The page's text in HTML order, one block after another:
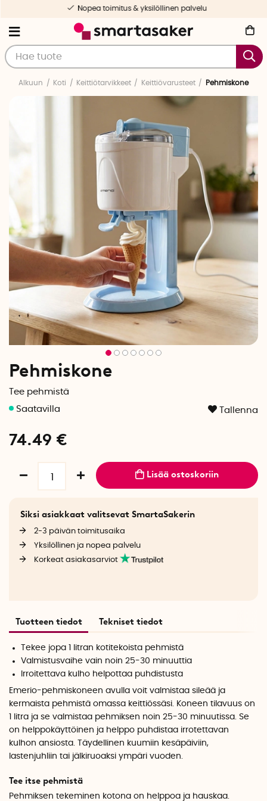
Nopea toimitus & yksilöllinen palvelu
Alkuun Koti Keittiötarvikkeet Keittiövarusteet Pehmiskone
Pehmiskone
Tee pehmistä
Tallenna
74.49 €
Lisää ostoskoriin
Siksi asiakkaat valitsevat SmartaSakerin
2-3 päivän toimitusaika
Yksilöllinen ja nopea palvelu
Korkeat asiakasarviot
Tuotteen tiedot Tekniset tiedot
Tekee jopa 1 litran kotitekoista pehmistä
Valmistusvaihe vain noin 25-30 minuuttia
Irroitettava kulho helpottaa puhdistusta
Emerio-pehmiskoneen avulla voit valmistaa sileää ja
kermaista pehmistä omassa keittiössäsi. Koneen tilavuus on
1 litra ja se valmistaa pehmiksen noin 25-30 minuutissa. Se
on helppokäyttöinen ja helppo puhdistaa irrotettavan
kulhon ansiosta. Täydellinen kuumiin kesäpäiviin,
lastenjuhliin tai jälkiruoaksi ympäri vuoden.
Tee itse pehmistä
Pehmiksen tekeminen kotona on helppoa ja hauskaa.